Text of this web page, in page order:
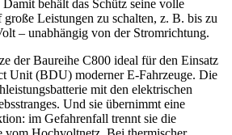
behält das Schütz seine volle
Leistungen zu schalten, z. B. bis zu
– unabhängig von der Stromrichtung.
der Baureihe C800 ideal für den Einsatz
Unit (BDU) moderner E-Fahrzeuge. Die
mit den elektrischen
Und sie übernimmt eine
im Gefahrenfall trennt sie die